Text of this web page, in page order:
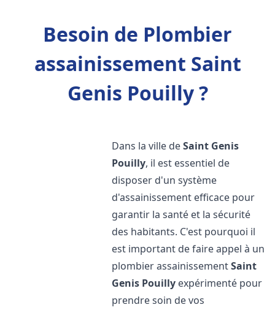
Besoin de Plombier
assainissement Saint
Genis Pouilly ?
Dans la ville deSaint Genis
Pouilly, il est essentiel de
disposer d'un système
d'assainissement efficace pour
garantir la santé et la sécurité
des habitants. C'est pourquoi il
est important de faire appel à un
plombier assainissementSaint
Genis Pouilly expérimenté pour
prendre soin de vos